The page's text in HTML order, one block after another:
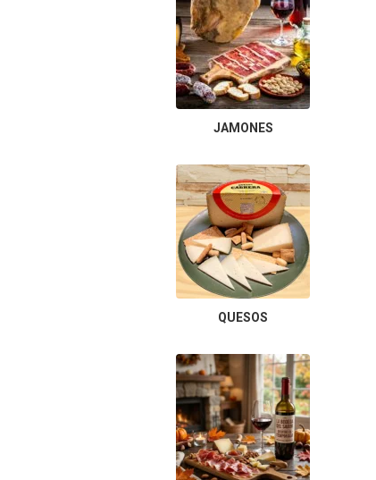
JAMONES
QUESOS